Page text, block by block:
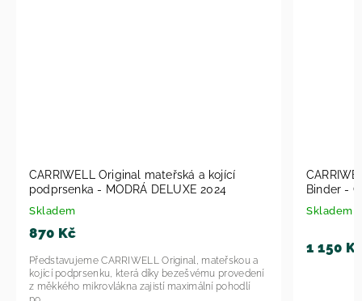
CARRIWELL Original mateřská a kojící
podprsenka - MODRÁ DELUXE 2024
Skladem
870 Kč
Představujeme CARRIWELL Original, mateřskou a
kojící podprsenku, která díky bezešvému provedení
z měkkého mikrovlákna zajistí maximální pohodlí
Skladem
1 150